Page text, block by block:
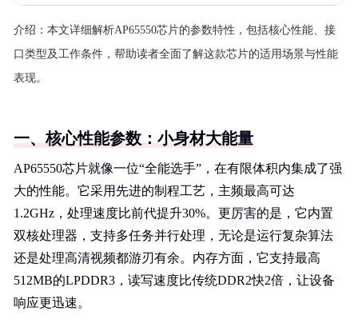
介绍： 本文详细解析AP65550芯片的参数特性，包括核心性能、接
口类型及工作条件，帮助读者全面了解这款芯片的适用场景与性能
表现。
一、核心性能参数：小身材大能量
AP65550芯片就像一位“全能选手”，在有限体积内集成了强
大的性能。它采用先进的制程工艺，主频最高可达
1.2GHz，处理速度比前代提升30%。更厉害的是，它内置
双核处理器，支持多任务并行处理，无论是运行复杂算法
还是处理高清视频都游刃有余。内存方面，它支持最高
512MB的LPDDR3，读写速度比传统DDR2快2倍，让设备
响应更迅速。